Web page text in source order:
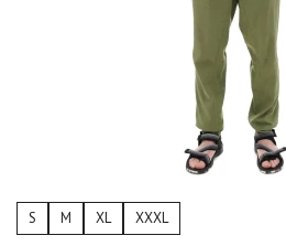
S M XL XXXL